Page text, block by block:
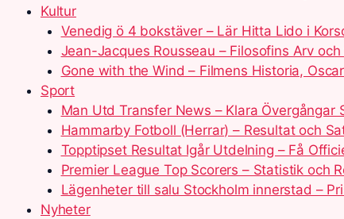
Kultur
Venedig ö 4 bokstäver – Lär Hitta Lido i
Jean-Jacques Rousseau – Filosofins Arv
Gone with the Wind – Filmens Historia,
Sport
Man Utd Transfer News – Klara Övergångar
Hammarby Fotboll (Herrar) – Resultat och
Topptipset Resultat Igår Utdelning – Få
Premier League Top Scorers – Statistik och
Lägenheter till salu Stockholm innerstad –
Nyheter